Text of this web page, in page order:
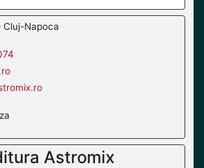
Cluj-Napoca
Astromix